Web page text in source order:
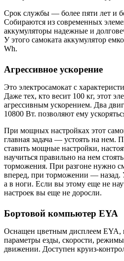
Срок службы — более пяти лет и
Собираются из современных
аккумуляторы надежные и
У этого самоката аккумулятор
Wh.
Агрессивное ускорение
Это электросамокат с
Даже тех, кто весит 100 кг, этот
агрессивным ускорением. Два
10800 Вт. позволяют ему
При мощных настройках этот
главная задача — устоять на нем.
ставить мощные настройки,
научиться правильно на нем
торможения. При разгоне нужно
вперед, при торможении — назад.
а в ноги. Если вы этому еще не
настроек вы еще не доросли.
Бортовой компьютер EYA
Оснащен цветным дисплеем EYA,
параметры езды, скорости,
движении. Доступен круиз-